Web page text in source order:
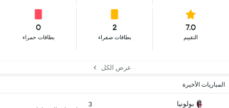
7.0
التقييم
2
بطاقات صفراء
0
بطاقات حمراء
عرض الكل
المباريات الأخيرة
بولونيا
3